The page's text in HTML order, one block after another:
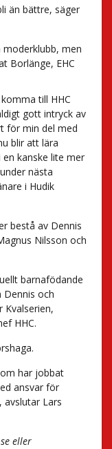
än bättre, säger
men
Borlänge, EHC
till HHC
gott intryck av
för min del med
blir att lära
kanske lite mer
nästa
i Hudik
bestå av Dennis
Nilsson och
barnafödande
Dennis och
Kvalserien,
HHC.
har jobbat
ansvar för
avslutar Lars
eller